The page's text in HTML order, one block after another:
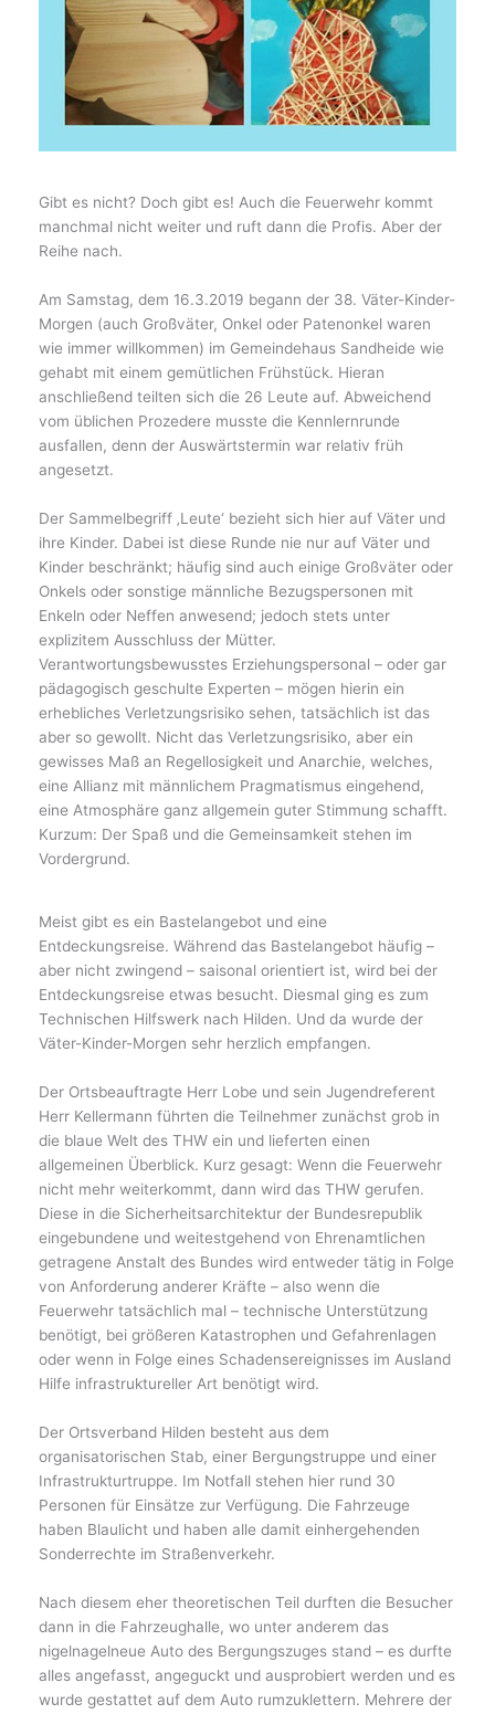
Gibt es nicht? Doch gibt es! Auch die Feuerwehr kommt
manchmal nicht weiter und ruft dann die Profis. Aber der
Reihe nach.
Am Samstag, dem 16.3.2019 begann der 38. Väter-Kinder-
Morgen (auch Großväter, Onkel oder Patenonkel waren
wie immer willkommen) im Gemeindehaus Sandheide wie
gehabt mit einem gemütlichen Frühstück. Hieran
anschließend teilten sich die 26 Leute auf. Abweichend
vom üblichen Prozedere musste die Kennlernrunde
ausfallen, denn der Auswärtstermin war relativ früh
angesetzt.
Der Sammelbegriff ‚Leute‘ bezieht sich hier auf Väter und
ihre Kinder. Dabei ist diese Runde nie nur auf Väter und
Kinder beschränkt; häufig sind auch einige Großväter oder
Onkels oder sonstige männliche Bezugspersonen mit
Enkeln oder Neffen anwesend; jedoch stets unter
explizitem Ausschluss der Mütter.
Verantwortungsbewusstes Erziehungspersonal – oder gar
pädagogisch geschulte Experten – mögen hierin ein
erhebliches Verletzungsrisiko sehen, tatsächlich ist das
aber so gewollt. Nicht das Verletzungsrisiko, aber ein
gewisses Maß an Regellosigkeit und Anarchie, welches,
eine Allianz mit männlichem Pragmatismus eingehend,
eine Atmosphäre ganz allgemein guter Stimmung schafft.
Kurzum: Der Spaß und die Gemeinsamkeit stehen im
Vordergrund.
Meist gibt es ein Bastelangebot und eine
Entdeckungsreise. Während das Bastelangebot häufig –
aber nicht zwingend – saisonal orientiert ist, wird bei der
Entdeckungsreise etwas besucht. Diesmal ging es zum
Technischen Hilfswerk nach Hilden. Und da wurde der
Väter-Kinder-Morgen sehr herzlich empfangen.
Der Ortsbeauftragte Herr Lobe und sein Jugendreferent
Herr Kellermann führten die Teilnehmer zunächst grob in
die blaue Welt des THW ein und lieferten einen
allgemeinen Überblick. Kurz gesagt: Wenn die Feuerwehr
nicht mehr weiterkommt, dann wird das THW gerufen.
Diese in die Sicherheitsarchitektur der Bundesrepublik
eingebundene und weitestgehend von Ehrenamtlichen
getragene Anstalt des Bundes wird entweder tätig in Folge
von Anforderung anderer Kräfte – also wenn die
Feuerwehr tatsächlich mal – technische Unterstützung
benötigt, bei größeren Katastrophen und Gefahrenlagen
oder wenn in Folge eines Schadensereignisses im Ausland
Hilfe infrastruktureller Art benötigt wird.
Der Ortsverband Hilden besteht aus dem
organisatorischen Stab, einer Bergungstruppe und einer
Infrastrukturtruppe. Im Notfall stehen hier rund 30
Personen für Einsätze zur Verfügung. Die Fahrzeuge
haben Blaulicht und haben alle damit einhergehenden
Sonderrechte im Straßenverkehr.
Nach diesem eher theoretischen Teil durften die Besucher
dann in die Fahrzeughalle, wo unter anderem das
nigelnagelneue Auto des Bergungszuges stand – es durfte
alles angefasst, angeguckt und ausprobiert werden und es
wurde gestattet auf dem Auto rumzuklettern. Mehrere der